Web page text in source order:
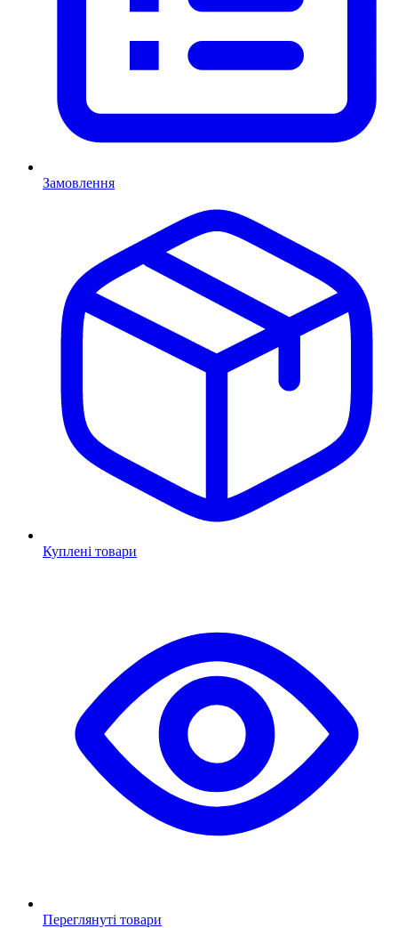
Замовлення
Куплені товари
Переглянуті товари